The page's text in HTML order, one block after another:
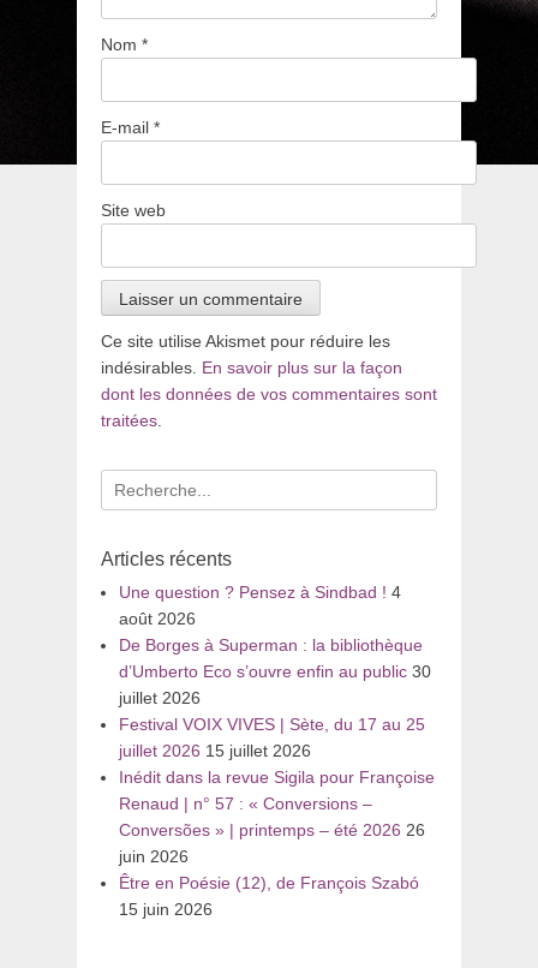
Nom *
E-mail *
Site web
Ce site utilise Akismet pour réduire les
indésirables. En savoir plus sur la façon
dont les données de vos commentaires sont
traitées
Recherche
pour
Articles récents
Une question ? Pensez à Sindbad ! 4
août 2026
De Borges à Superman : la bibliothèque
d’Umberto Eco s’ouvre enfin au public 30
juillet 2026
Festival VOIX VIVES | Sète, du 17 au 25
juillet 2026 15 juillet 2026
Inédit dans la revue Sigila pour Françoise
Renaud | n° 57 : « Conversions –
Conversões » | printemps – été 2026 26
juin 2026
Être en Poésie (12), de François Szabó
15 juin 2026